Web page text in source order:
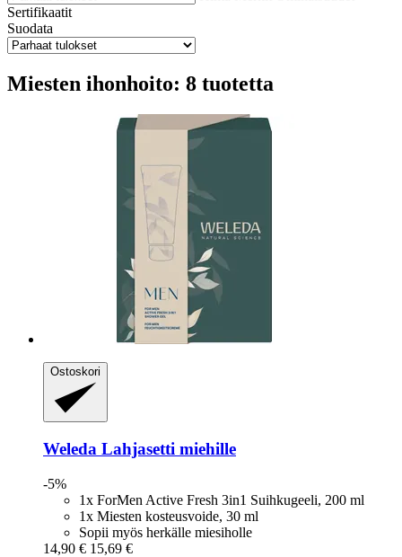
Sertifikaatit
Suodata
Miesten ihonhoito: 8 tuotetta
Ostoskori
Weleda Lahjasetti miehille
-5%
1x ForMen Active Fresh 3in1 Suihkugeeli, 200 ml
1x Miesten kosteusvoide, 30 ml
Sopii myös herkälle miesiholle
14,90 € 15,69 €